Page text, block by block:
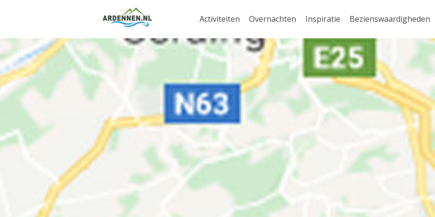
Activiteiten Overnachten Inspiratie Bezienswaardigheden